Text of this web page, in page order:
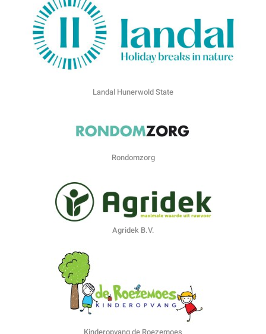
Landal Hunerwold State
Rondomzorg
Agridek B.V.
Kinderopvang de Roezemoes